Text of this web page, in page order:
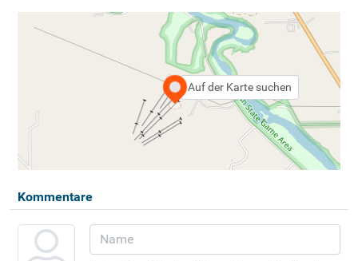
Auf der Karte suchen
Kommentare